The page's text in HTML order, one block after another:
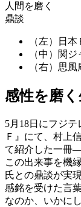
人間を磨く
鼎談
（左）日
（中）関
（右）思
感性を磨
5月18日にフジ
Ｆ』にて、村上
て紹介した一冊
この出来事を機
氏との鼎談が実
感銘を受けた言
なのか、いかに